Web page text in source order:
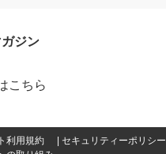
ジン
こちら
利用規約
セキュリティーポリシー